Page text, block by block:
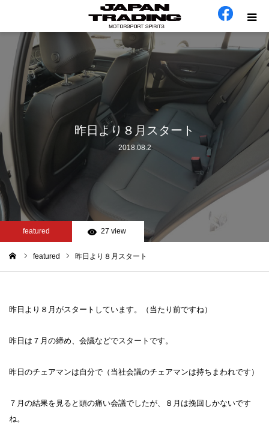
昨日より８月スタート
2018.08.2
featured 27 view
featured 昨日より８月スタート
昨日より８月がスタートしています。（当たり前ですね）
昨日は７月の締め、会議などでスタートです。
昨日のチェアマンは自分で（当社会議のチェアマンは持ちまわれです）
７月の結果を見ると頭の痛い会議でしたが、８月は挽回しかないです
ね。
在庫車
会社概要
カテゴリー
お問い合わせ